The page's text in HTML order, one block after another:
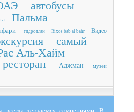
автобусы
Пальма
гидроплан Rixos bab al bahr
Видео
самый
Аль-Хайм
ресторан Аджман
музеи